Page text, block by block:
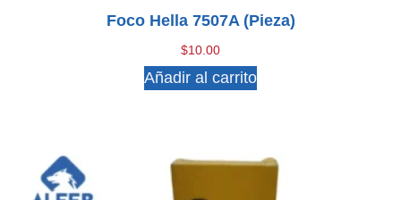
Foco Hella 7507A (pieza)
$10.00
Añadir al carrito